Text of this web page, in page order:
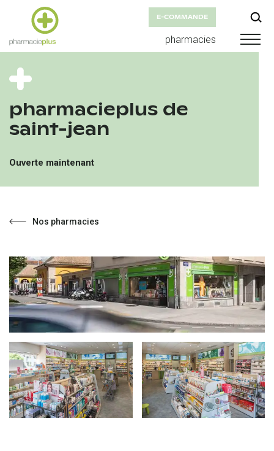
E-COMMANDE
pharmacies
pharmacieplus de
saint-jean
Ouverte maintenant
Nos pharmacies